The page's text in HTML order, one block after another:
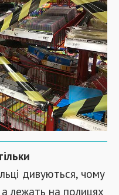
дивуються, чому
лежать на полицях